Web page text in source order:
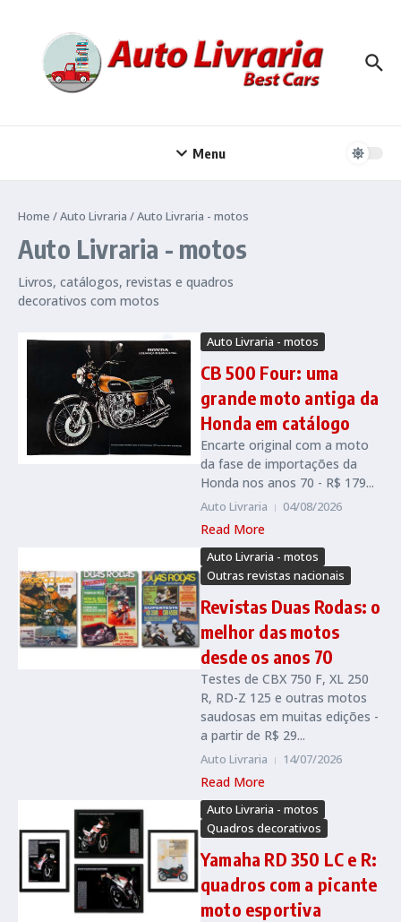
Menu
Home /Auto Livraria /Auto Livraria - motos
Auto Livraria - motos
Livros, catálogos, revistas e quadros
decorativos com motos
Auto Livraria - motos
CB 500 Four: uma
grande moto antiga da
Honda em catálogo
Encarte original com a moto
da fase de importações da
Honda nos anos 70 - R$ 179...
Auto Livraria 04/08/2026
Read More
Auto Livraria - motos
Outras revistas nacionais
Revistas Duas Rodas: o
melhor das motos
desde os anos 70
Testes de CBX 750 F, XL 250
R, RD-Z 125 e outras motos
saudosas em muitas edições -
a partir de R$ 29...
Auto Livraria 14/07/2026
Read More
Auto Livraria - motos
Quadros decorativos
Yamaha RD 350 LC e R:
quadros com a picante
moto esportiva